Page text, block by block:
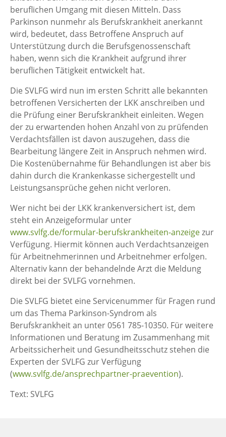
beruflichen Umgang mit diesen Mitteln. Dass
Parkinson nunmehr als Berufskrankheit anerkannt
wird, bedeutet, dass Betroffene Anspruch auf
Unterstützung durch die Berufsgenossenschaft
haben, wenn sich die Krankheit aufgrund ihrer
beruflichen Tätigkeit entwickelt hat.
Die SVLFG wird nun im ersten Schritt alle bekannten
betroffenen Versicherten der LKK anschreiben und
die Prüfung einer Berufskrankheit einleiten. Wegen
der zu erwartenden hohen Anzahl von zu prüfenden
Verdachtsfällen ist davon auszugehen, dass die
Bearbeitung längere Zeit in Anspruch nehmen wird.
Die Kostenübernahme für Behandlungen ist aber bis
dahin durch die Krankenkasse sichergestellt und
Leistungsansprüche gehen nicht verloren.
Wer nicht bei der LKK krankenversichert ist, dem
steht ein Anzeigeformular unter
www.svlfg.de/formular-berufskrankheiten-anzeigezur
Verfügung. Hiermit können auch Verdachtsanzeigen
für Arbeitnehmerinnen und Arbeitnehmer erfolgen.
Alternativ kann der behandelnde Arzt die Meldung
direkt bei der SVLFG vornehmen.
Die SVLFG bietet eine Servicenummer für Fragen rund
um das Thema Parkinson-Syndrom als
Berufskrankheit an unter 0561 785-10350. Für weitere
Informationen und Beratung im Zusammenhang mit
Arbeitssicherheit und Gesundheitsschutz stehen die
Experten der SVLFG zur Verfügung
(www.svlfg.de/ansprechpartner-praevention).
Text: SVLFG